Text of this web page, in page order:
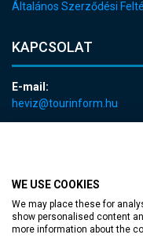
WE USE COOKIES
We may place these for
show personalised content
more information about the
Általános Szerződési
KAPCSOLAT
E-mail:
heviz@tourinform.hu